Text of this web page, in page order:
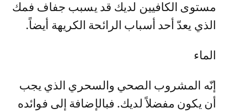
مستوى الكافيين لديك قد يسبب جفاف فمك
الذي يعدّ أحد أسباب الرائحة الكريهة أيضاً.
الماء
إنّه المشروب الصحي والسحري الذي يجب
أن يكون مفضلاً لديك. فبالإضافة إلى فوائده